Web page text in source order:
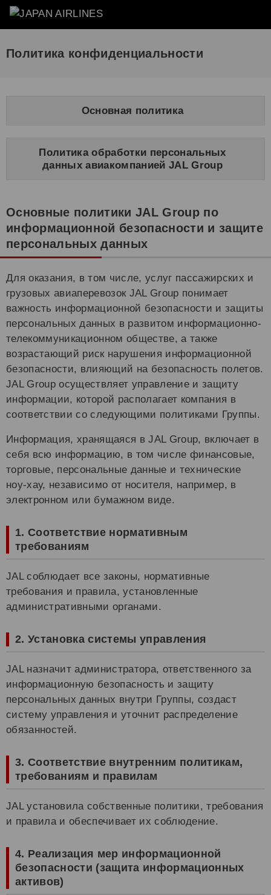
Политика конфиденциальности
Основная политика
Политика обработки персональных
данных авиакомпанией JAL Group
Основные политики JAL Group по
информационной безопасности и защите
персональных данных
Для оказания, в том числе, услуг пассажирских и
грузовых авиаперевозок JAL Group понимает
важность информационной безопасности и защиты
персональных данных в развитом информационно-
телекоммуникационном обществе, а также
возрастающий риск нарушения информационной
безопасности, влияющий на безопасность полетов.
JAL Group осуществляет управление и защиту
информации, которой располагает компания в
соответствии со следующими политиками Группы.
Информация, хранящаяся в JAL Group, включает в
себя всю информацию, в том числе финансовые,
торговые, персональные данные и технические
ноу-хау, независимо от носителя, например, в
электронном или бумажном виде.
1. Соответствие нормативным
требованиям
JAL соблюдает все законы, нормативные
требования и правила, установленные
административными органами.
2. Установка системы управления
JAL назначит администратора, ответственного за
информационную безопасность и защиту
персональных данных внутри Группы, создаст
систему управления и уточнит распределение
обязанностей.
3. Соответствие внутренним политикам,
требованиям и правилам
JAL установила собственные политики, требования
и правила и обеспечивает их соблюдение.
4. Реализация мер информационной
безопасности (защита информационных
активов)